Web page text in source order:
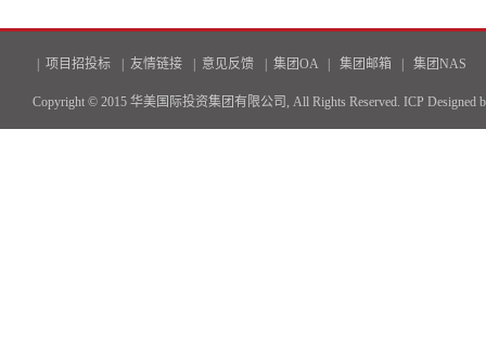
项目招投标 友情链接 意见反馈 集团OA| 集团邮箱 集团NAS
Copyright © 2015 华美国际投资集团有限公司, All Rights Reserved. ICP Designed